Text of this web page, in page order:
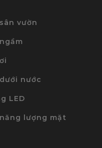
vườn
nước
LED
lượng mặt